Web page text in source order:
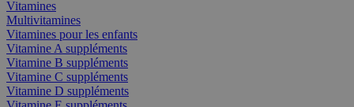
Vitamines
Multivitamines
Vitamines pour les enfants
Vitamine A suppléments
Vitamine B suppléments
Vitamine C suppléments
Vitamine D suppléments